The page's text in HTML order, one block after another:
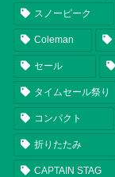
スノーピーク
Coleman
セール
タイムセール祭り
コンパクト
折りたたみ
CAPTAIN STAG